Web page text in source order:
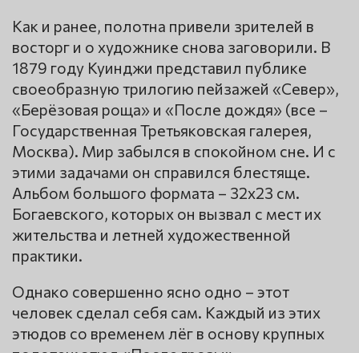
Как и ранее, полотна привели зрителей в
восторг и о художнике снова заговорили. В
1879 году Куинджи представил публике
своеобразную трилогию пейзажей «Север»,
«Берёзовая роща» и «После дождя» (все –
Государственная Третьяковская галерея,
Москва). Мир забылся в спокойном сне. И с
этими задачами он справился блестяще.
Альбом большого формата – 32х23 см.
Богаевского, которых он вызвал с мест их
жительства и летней художественной
практики.
Однако совершенно ясно одно – этот
человек сделал себя сам. Каждый из этих
этюдов со временем лёг в основу крупных